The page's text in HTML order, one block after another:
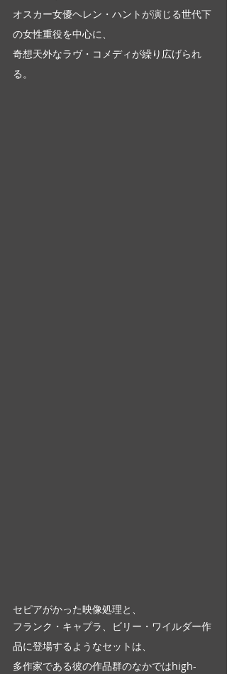
オスカー女優ヘレン・ハントが演じる世代下
の女性重役を中心に、
奇想天外なラヴ・コメディが繰り広げられ
る。
セピアがかった映像処理と、
フランク・キャプラ、ビリー・ワイルダー作
品に登場するようなセットは、
多作家である彼の作品群のなかではhigh-